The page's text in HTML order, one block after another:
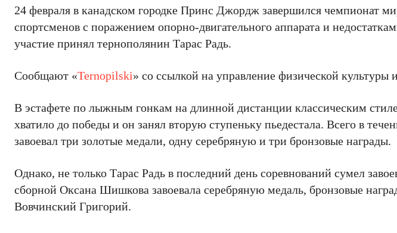
24 февраля в канадском городке Принс Джордж завершился чемпионат
спортсменов с поражением опорно-двигательного аппарата и
участие принял тернополянин Тарас Радь.
Сообщают «Ternopilski» со ссылкой на управление физической
В эстафете по лыжным гонкам на длинной дистанции классическим
хватило до победы и он занял вторую ступеньку пьедестала. Всего в
завоевал три золотые медали, одну серебряную и три бронзовые награды.
Однако, не только Тарас Радь в последний день соревнований сумел
сборной Оксана Шишкова завоевала серебряную медаль, бронзовые
Вовчинский Григорий.